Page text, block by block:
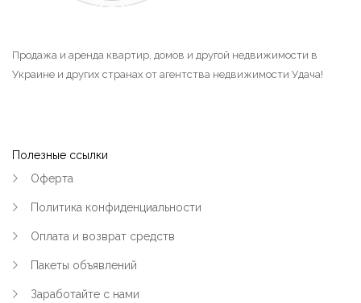
Продажа и аренда квартир, домов и другой недвижимости в
Украине и других странах от агентства недвижимости Удача!
Полезные ссылки
Оферта
Политика конфиденциальности
Оплата и возврат средств
Пакеты объявлений
Заработайте с нами